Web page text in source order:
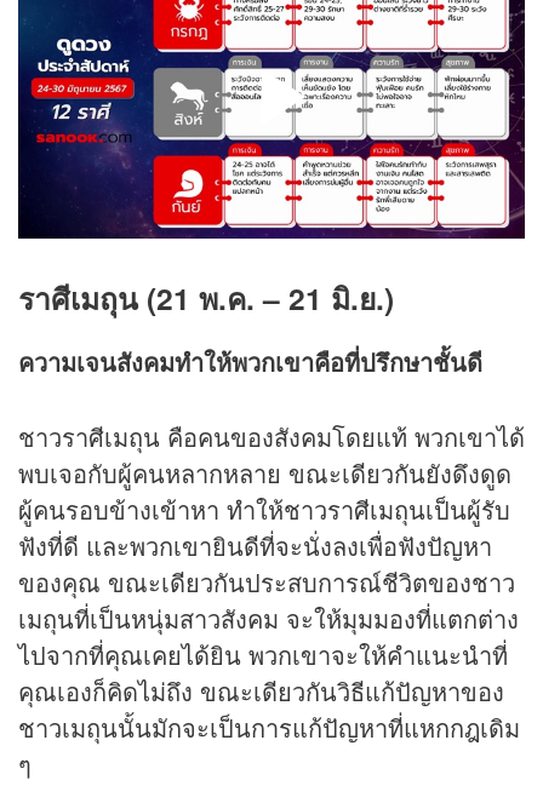
ราศีเมถุน (21 พ.ค. – 21 มิ.ย.)
ความเจนสังคมทำให้พวกเขาคือที่ปรึกษาชั้นดี
ชาวราศีเมถุน คือคนของสังคมโดยแท้ พวกเขาได้
พบเจอกับผู้คนหลากหลาย ขณะเดียวกันยังดึงดูด
ผู้คนรอบข้างเข้าหา ทำให้ชาวราศีเมถุนเป็นผู้รับ
ฟังที่ดี และพวกเขายินดีที่จะนั่งลงเพื่อฟังปัญหา
ของคุณ ขณะเดียวกันประสบการณ์ชีวิตของชาว
เมถุนที่เป็นหนุ่มสาวสังคม จะให้มุมมองที่แตกต่าง
ไปจากที่คุณเคยได้ยิน พวกเขาจะให้คำแนะนำที่
คุณเองก็คิดไม่ถึง ขณะเดียวกันวิธีแก้ปัญหาของ
ชาวเมถุนนั้นมักจะเป็นการแก้ปัญหาที่แหกกฎเดิม
ๆ